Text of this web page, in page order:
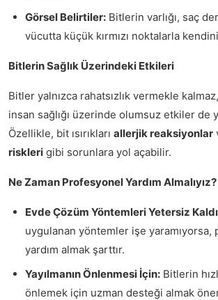
Görsel Belirtiler: Bitlerin varlığı, saç
vücutta küçük kırmızı noktalarla
Bitlerin Sağlık Üzerindeki Etkileri
Bitler yalnızca rahatsızlık vermekle
insan sağlığı üzerinde olumsuz etkiler de
Özellikle, bit ısırıkları allerjik reaksiyonlar
riskleri gibi sorunlara yol açabilir.
Ne Zaman Profesyonel Yardım Almalıyız?
Evde Çözüm Yöntemleri Yetersiz
uygulanan yöntemler işe yaramıyorsa,
yardım almak şarttır.
Yayılmanın Önlenmesi İçin: Bitlerin
önlemek için uzman desteği almak